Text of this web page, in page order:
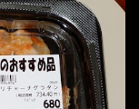
と云っても過言で
点で＜薄カツ＞と
くるだ！ 1枚が薄
メン オーッといき
タントラーメンの
辛麺！ 宮崎辛麺は
ラーメンじゃ
。 よし今日のサラ